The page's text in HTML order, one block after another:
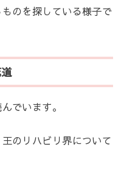
のを探している様子で
でいます。
のリハビリ界について